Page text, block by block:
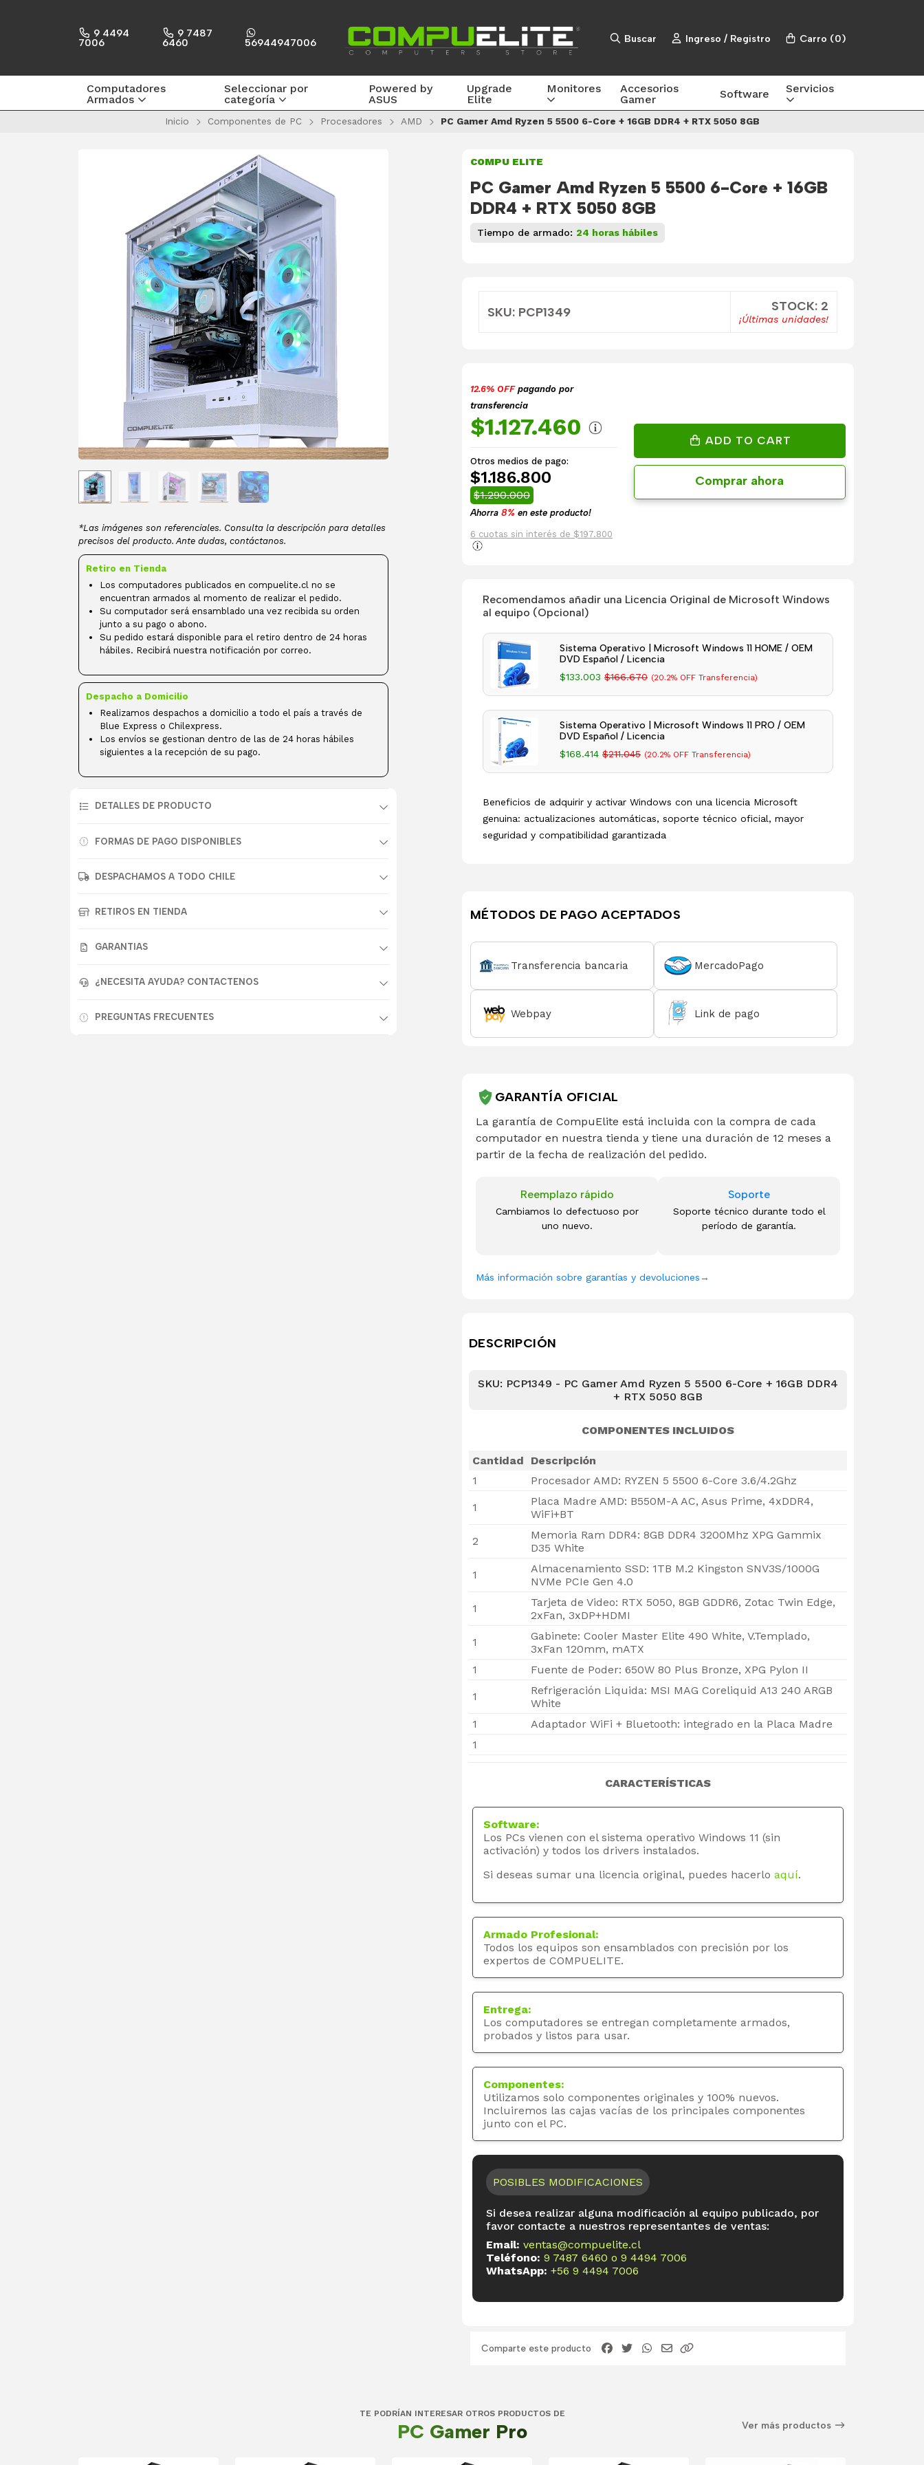
9 4494
7006
9 7487
6460 56944947006 Buscar Ingreso / Registro Carro (0)
Computadores
Armados
Seleccionar por
categoría
Powered by
ASUS
Upgrade
Elite
Monitores
Accesorios
Gamer
Software Servicios
Inicio Componentes de PC Procesadores AMD PC Gamer Amd Ryzen 5 5500 6-Core + 16GB DDR4 + RTX 5050 8GB
*Las imágenes son referenciales. Consulta la descripción para detalles
precisos del producto. Ante dudas, contáctanos.
Retiro en Tienda
Los computadores publicados en compuelite.cl no se
encuentran armados al momento de realizar el pedido.
Su computador será ensamblado una vez recibida su orden
junto a su pago o abono.
Su pedido estará disponible para el retiro dentro de 24 horas
hábiles. Recibirá nuestra notificación por correo.
Despacho a Domicilio
Realizamos despachos a domicilio a todo el país a través de
Blue Express o Chilexpress.
Los envíos se gestionan dentro de las de 24 horas hábiles
siguientes a la recepción de su pago.
DETALLES DE PRODUCTO
FORMAS DE PAGO DISPONIBLES
DESPACHAMOS A TODO CHILE
RETIROS EN TIENDA
GARANTIAS
¿NECESITA AYUDA? CONTACTENOS
PREGUNTAS FRECUENTES
COMPU ELITE
PC Gamer Amd Ryzen 5 5500 6-Core + 16GB
DDR4 + RTX 5050 8GB
Tiempo de armado: 24 horas hábiles
SKU: PCP1349 STOCK: 2
¡Últimas unidades!
12.6% OFFpagando por
transferencia
$1.127.460
Otros medios de pago:
$1.186.800
$1.290.000
Ahorra 8% en este producto!
6 cuotas sin interés de $197.800
ADD TO CART
Comprar ahora
Recomendamos añadir una Licencia Original de Microsoft Windows
al equipo (Opcional)
Sistema Operativo | Microsoft Windows 11 HOME / OEM
DVD Español / Licencia
$133.003 $166.670 (20.2% OFF Transferencia)
Sistema Operativo | Microsoft Windows 11 PRO / OEM
DVD Español / Licencia
$168.414 $211.045 (20.2% OFF Transferencia)
Beneficios de adquirir y activar Windows con una licencia Microsoft
genuina: actualizaciones automáticas, soporte técnico oficial, mayor
seguridad y compatibilidad garantizada
MÉTODOS DE PAGO ACEPTADOS
Transferencia bancaria MercadoPago
Webpay Link de pago
GARANTÍA OFICIAL
La garantía de CompuElite está incluida con la compra de cada
computador en nuestra tienda y tiene una duración de 12 meses a
partir de la fecha de realización del pedido.
Reemplazo rápido
Cambiamos lo defectuoso por
uno nuevo.
Soporte
Soporte técnico durante todo el
período de garantía.
Más información sobre garantías y devoluciones→
DESCRIPCIÓN
SKU: PCP1349 - PC Gamer Amd Ryzen 5 5500 6-Core + 16GB DDR4
+ RTX 5050 8GB
COMPONENTES INCLUIDOS
Cantidad
Descripción
1
Procesador AMD: RYZEN 5 5500 6-Core 3.6/4.2Ghz
1
Placa Madre AMD: B550M-A AC, Asus Prime, 4xDDR4,
WiFi+BT
2
Memoria Ram DDR4: 8GB DDR4 3200Mhz XPG Gammix
D35 White
1
Almacenamiento SSD: 1TB M.2 Kingston SNV3S/1000G
NVMe PCIe Gen 4.0
1
Tarjeta de Video: RTX 5050, 8GB GDDR6, Zotac Twin Edge,
2xFan, 3xDP+HDMI
1
Gabinete: Cooler Master Elite 490 White, V.Templado,
3xFan 120mm, mATX
1
Fuente de Poder: 650W 80 Plus Bronze, XPG Pylon II
1
Refrigeración Liquida: MSI MAG Coreliquid A13 240 ARGB
White
1
Adaptador WiFi + Bluetooth: integrado en la Placa Madre
1
CARACTERÍSTICAS
Software:
Los PCs vienen con el sistema operativo Windows 11 (sin
activación) y todos los drivers instalados.
Si deseas sumar una licencia original, puedes hacerlo aquí.
Armado Profesional:
Todos los equipos son ensamblados con precisión por los
expertos de COMPUELITE.
Entrega:
Los computadores se entregan completamente armados,
probados y listos para usar.
Componentes:
Utilizamos solo componentes originales y 100% nuevos.
Incluiremos las cajas vacías de los principales componentes
junto con el PC.
POSIBLES MODIFICACIONES
Si desea realizar alguna modificación al equipo publicado, por
favor contacte a nuestros representantes de ventas:
Email: ventas@compuelite.cl
Teléfono: 9 7487 6460 o 9 4494 7006
WhatsApp: +56 9 4494 7006
Comparte este producto
TE PODRÍAN INTERESAR OTROS PRODUCTOS DE
PC Gamer Pro Ver más productos